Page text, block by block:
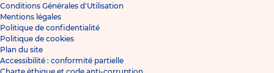
Conditions Générales d'Utilisation
Mentions légales
Politique de confidentialité
Politique de cookies
Plan du site
Accessibilité : conformité partielle